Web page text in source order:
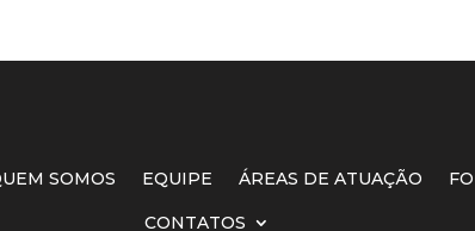
SOMOS EQUIPE ÁREAS DE ATUAÇÃO
CONTATOS